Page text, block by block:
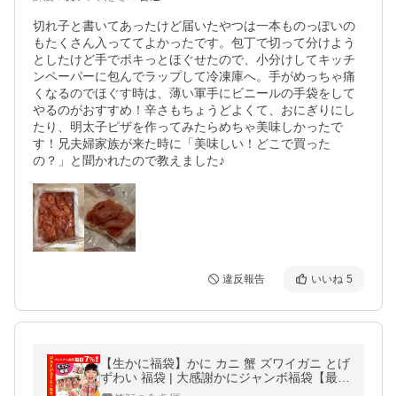
切れ子と書いてあったけど届いたやつは一本ものっぽいの
もたくさん入っててよかったです。包丁で切って分けよう
としたけど手でポキっとほぐせたので、小分けしてキッチ
ンペーパーに包んでラップして冷凍庫へ。手がめっちゃ痛
くなるのでほぐす時は、薄い軍手にビニールの手袋をして
やるのがおすすめ！辛さもちょうどよくて、おにぎりにし
たり、明太子ピザを作ってみたらめちゃ美味しかったで
す！兄夫婦家族が来た時に「美味しい！どこで買った
の？」と聞かれたので教えました♪
違反報告 いいね 5
【生かに福袋】かに カニ 蟹 ズワイガニ とげ
ずわい 福袋 | 大感謝かにジャンボ福袋【最大
8,689円お得】 19,800円?11,800円の生かに